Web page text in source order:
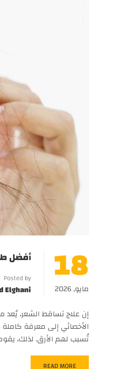
18
مايو, 2026
أفضل
Posted by
Elghani
إن علاج تساقط الشعر، يُعد
الأخصائي إلى معرفة
تُسبب لهم الأرق. لذلك،
READ MORE